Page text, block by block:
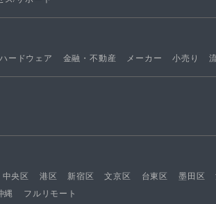
ハードウェア 金融・不動産 メーカー 小売り
中央区 港区 新宿区 文京区 台東区 墨田区
縄 フルリモート